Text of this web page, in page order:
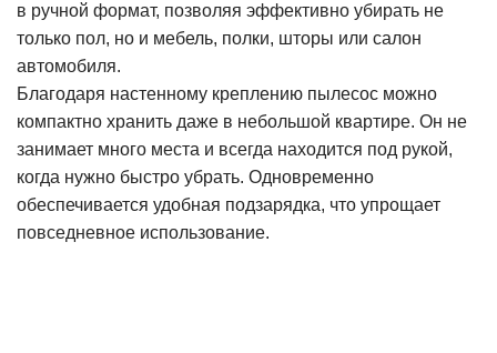
в ручной формат, позволяя эффективно убирать не
только пол, но и мебель, полки, шторы или салон
автомобиля.
Благодаря настенному креплению пылесос можно
компактно хранить даже в небольшой квартире. Он не
занимает много места и всегда находится под рукой,
когда нужно быстро убрать. Одновременно
обеспечивается удобная подзарядка, что упрощает
повседневное использование.